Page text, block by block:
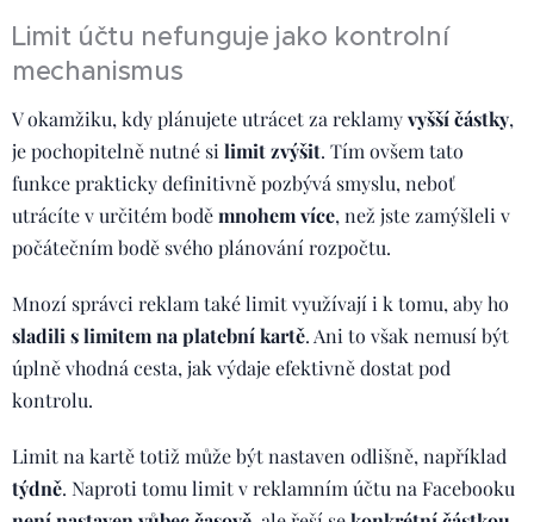
Limit účtu nefunguje jako kontrolní
mechanismus
V okamžiku, kdy plánujete utrácet za reklamyvyšší částky,
je pochopitelně nutné si limit zvýšit. Tím ovšem tato
funkce prakticky definitivně pozbývá smyslu, neboť
utrácíte v určitém boděmnohem více, než jste zamýšleli v
počátečním bodě svého plánování rozpočtu.
Mnozí správci reklam také limit využívají i k tomu, aby ho
sladili s limitem na platební kartě. Ani to však nemusí být
úplně vhodná cesta, jak výdaje efektivně dostat pod
kontrolu.
Limit na kartě totiž může být nastaven odlišně, například
týdně. Naproti tomu limit v reklamním účtu na Facebooku